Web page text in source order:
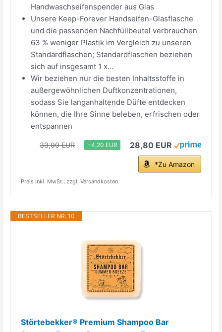
Handwaschseifenspender aus Glas
Unsere Keep-Forever Handseifen-Glasflasche
und die passenden Nachfüllbeutel verbrauchen
63 % weniger Plastik im Vergleich zu unseren
Standardflaschen; Standardflaschen beziehen
sich auf insgesamt 1 x...
Wir beziehen nur die besten Inhaltsstoffe in
außergewöhnlichen Duftkonzentrationen,
sodass Sie langanhaltende Düfte entdecken
können, die Ihre Sinne beleben, erfrischen oder
entspannen
33,00 EUR −4,20 EUR 28,80 EUR
*Zu Amazon
Preis inkl. MwSt., zzgl. Versandkosten
BESTSELLER NR. 10
Störtebekker® Premium Shampoo Bar